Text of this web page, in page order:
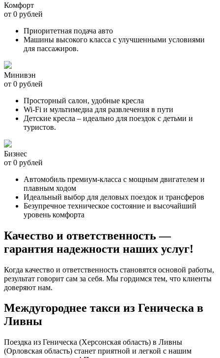
Комфорт
от 0 рублей
Приоритетная подача авто
Машины высокого класса с улучшенными условиями
для пассажиров.
Минивэн
от 0 рублей
Просторный салон, удобные кресла
Wi-Fi и мультимедиа для развлечения в пути
Детские кресла – идеально для поездок с детьми и
туристов.
Бизнес
от 0 рублей
Автомобиль премиум-класса с мощным двигателем и
плавным ходом
Идеальный выбор для деловых поездок и трансферов
Безупречное техническое состояние и высочайший
уровень комфорта
Качество и ответственность —
гарантия надежности наших услуг!
Когда качество и ответственность становятся основой работы,
результат говорит сам за себя. Мы гордимся тем, что клиенты
доверяют нам.
Междугороднее такси из Геническа в
Ливны
Поездка из Геническа (Херсонская область) в Ливны
(Орловская область) станет приятной и легкой с нашим